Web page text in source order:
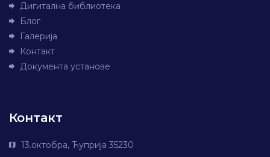
Дигитална библиотека
Блог
Галерија
Контакт
Документа установе
Контакт
13.октобра, Ћуприја 35230